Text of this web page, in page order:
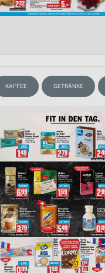
KAFFEE GETRÄNKE